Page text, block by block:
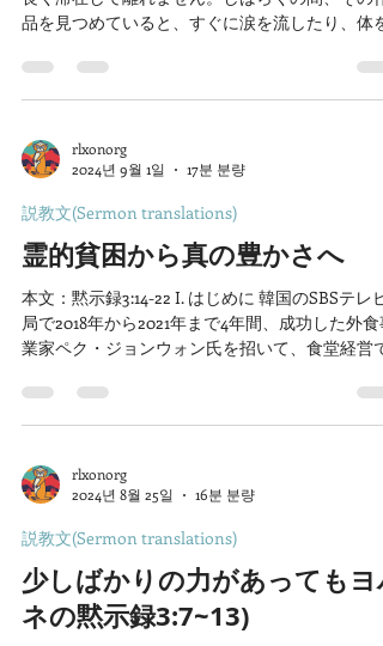
品を見つめていると、すぐに涙を流したり、体を
言葉によって救われたクリスチャンなら、たった
一節の御言葉の前でも胸を張って涙を流すことが
rlxonorg
2024년 9월 1일
17분 분량
説教文(Sermon translations)
霊的貧困から真の豊かさへ
本文：黙示録3:14-22 I. はじめに 韓国のSBSテレビ
局で2018年から2021年まで4年間、成功した外食
業家ペク・ジョンウォン氏を招いて、食堂経営で
てくれる「路地食堂」という番組を制作しました
が、この放送がとても興味...
rlxonorg
2024년 8월 25일
16분 분량
説教文(Sermon translations)
少しばかりの力があってもヨ
ネの黙示録3:7~13)